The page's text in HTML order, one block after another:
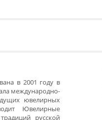
в 2001 году в
международно-
ювелирных
Ювелирные
русской